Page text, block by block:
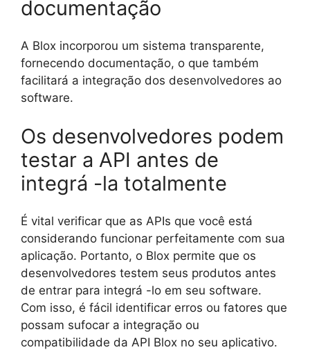
documentação
A Blox incorporou um sistema transparente,
fornecendo documentação, o que também
facilitará a integração dos desenvolvedores ao
software.
Os desenvolvedores podem
testar a API antes de
integrá -la totalmente
É vital verificar que as APIs que você está
considerando funcionar perfeitamente com sua
aplicação. Portanto, o Blox permite que os
desenvolvedores testem seus produtos antes
de entrar para integrá -lo em seu software.
Com isso, é fácil identificar erros ou fatores que
possam sufocar a integração ou
compatibilidade da API Blox no seu aplicativo.